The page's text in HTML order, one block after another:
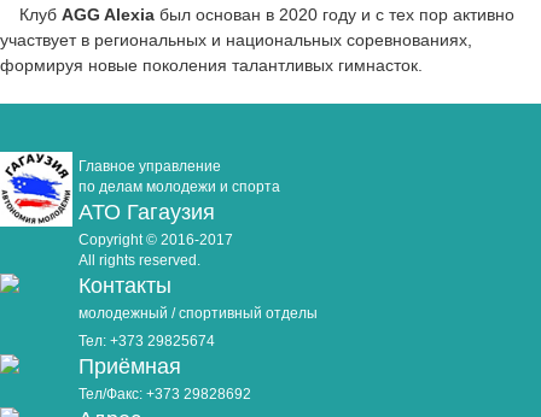
Клуб AGG Alexia был основан в 2020 году и с тех пор активно
участвует в региональных и национальных соревнованиях,
формируя новые поколения талантливых гимнасток.
Главное управление
по делам молодежи и спорта
АТО Гагаузия
Copyright © 2016-2017
All rights reserved.
Контакты
молодежный / спортивный отделы
Тел: +373 29825674
Приёмная
Тел/Факс: +373 29828692